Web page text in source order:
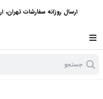
ارسال روزانه سفارشات
جستجو